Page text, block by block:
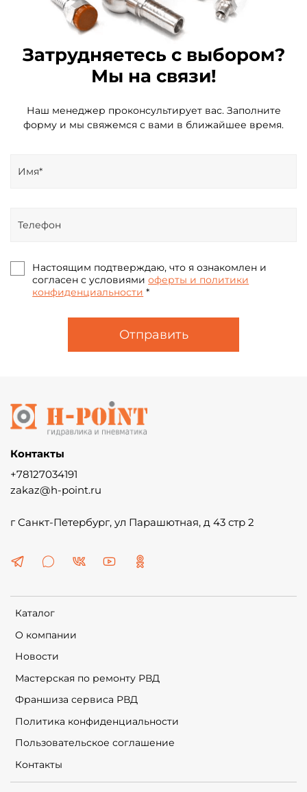
Затрудняетесь с выбором?
Мы на связи!
Наш менеджер проконсультирует вас. Заполните
форму и мы свяжемся с вами в ближайшее время.
Настоящим подтверждаю, что я ознакомлен и
согласен с условиямиоферты и политики
конфиденциальности *
Отправить
Каталог
О компании
Новости
Мастерская по ремонту РВД
Франшиза сервиса РВД
Политика конфиденциальности
Пользовательское соглашение
Контакты
Контакты
+78127034191
zakaz@h-point.ru
г Санкт-Петербург, ул Парашютная, д 43 стр 2